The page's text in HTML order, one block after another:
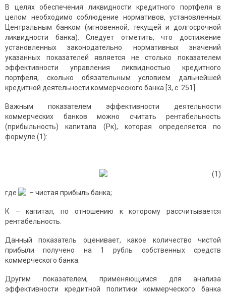
В целях обеспечения ликвидности кредитного портфеля в
целом необходимо соблюдение нормативов, установленных
Центральным банком (мгновенной, текущей и долгосрочной
ликвидности банка). Следует отметить, что достижение
установленных законодательно нормативных значений
указанных показателей является не столько показателем
эффективности управления ликвидностью кредитного
портфеля, сколько обязательным условием дальнейшей
кредитной деятельности коммерческого банка [3, с. 251].
Важным показателем эффективности деятельности
коммерческих банков можно считать рентабельность
(прибыльность) капитала (Рк), которая определяется по
формуле (1):
(1)
где – чистая прибыль банка;
К – капитал, по отношению к которому рассчитывается
рентабельность.
Данный показатель оценивает, какое количество чистой
прибыли получено на 1 рубль собственных средств
коммерческого банка.
Другим показателем, применяющимся для анализа
эффективности кредитной политики коммерческого банка